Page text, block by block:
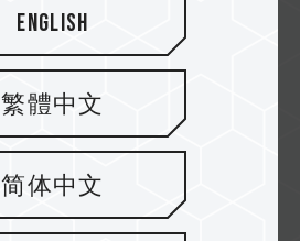
Falcon Computers
Currys
English
繁體中文
简体中文